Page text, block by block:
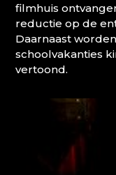
filmhuis
reductie op de
Daarnaast
schoolvakanties
vertoond.